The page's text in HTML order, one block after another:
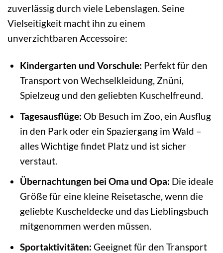
zuverlässig durch viele Lebenslagen. Seine
Vielseitigkeit macht ihn zu einem
unverzichtbaren Accessoire:
Kindergarten und Vorschule: Perfekt für den
Transport von Wechselkleidung, Znüni,
Spielzeug und den geliebten Kuschelfreund.
Tagesausflüge: Ob Besuch im Zoo, ein Ausflug
in den Park oder ein Spaziergang im Wald –
alles Wichtige findet Platz und ist sicher
verstaut.
Übernachtungen bei Oma und Opa: Die ideale
Größe für eine kleine Reisetasche, wenn die
geliebte Kuscheldecke und das Lieblingsbuch
mitgenommen werden müssen.
Sportaktivitäten: Geeignet für den Transport